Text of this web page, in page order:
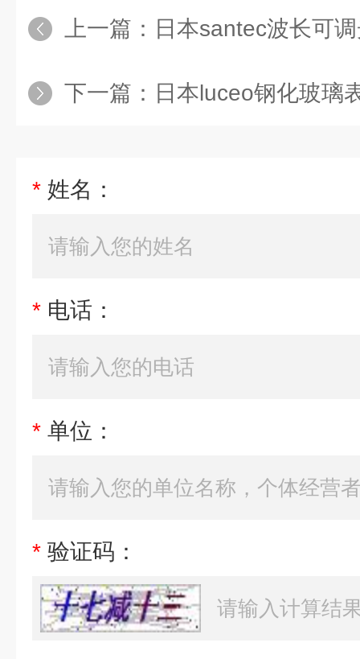
上一篇： 日本santec波长可
下一篇： 日本luceo钢化玻璃表面
* 姓名：
* 电话：
* 单位：
* 验证码：